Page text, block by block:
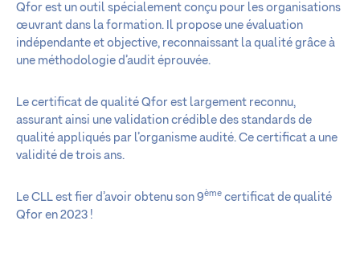
Qfor est un outil spécialement conçu pour les organisations
œuvrant dans la formation. Il propose une évaluation
indépendante et objective, reconnaissant la qualité grâce à
une méthodologie d’audit éprouvée.
Le certificat de qualité Qfor est largement reconnu,
assurant ainsi une validation crédible des standards de
qualité appliqués par l’organisme audité. Ce certificat a une
validité de trois ans.
Le CLL est fier d’avoir obtenu son 9ème certificat de qualité
Qfor en 2023 !